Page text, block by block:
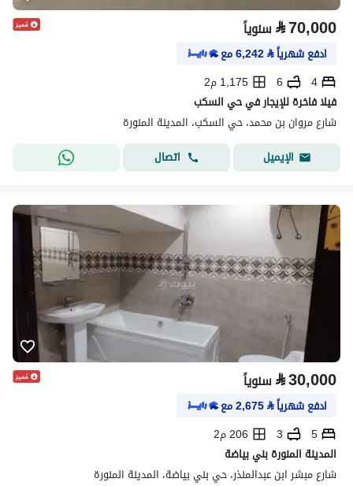
⃁70,000 سنوياً
ادفع شهرياً⃁
6,242مع
4
6
1,175 م2
فيلا فاخرة للإيجار في حي السكب
شارع مروان بن محمد، حي السكب، المدينة المنورة
الإيميل
اتصال
⃁30,000 سنوياً
ادفع شهرياً⃁
2,675مع
5
3
206 م2
المدينة المنورة بني بياضة
شارع مبشر ابن عبدالمنذر، حي بني بياضة، المدينة المنورة